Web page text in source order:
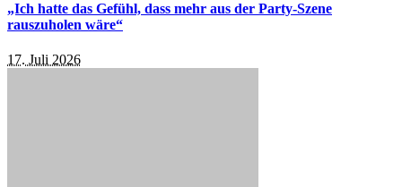
„Ich hatte das Gefühl, dass mehr aus der Party-Szene
rauszuholen wäre“
17. Juli 2026